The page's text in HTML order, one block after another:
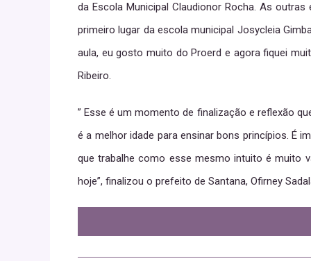
da Escola Municipal Claudionor Rocha. As
primeiro lugar da escola municipal Josycleia
aula, eu gosto muito do Proerd e agora fiquei
Ribeiro.
” Esse é um momento de finalização e reflexão
é a melhor idade para ensinar bons princípios. É
que trabalhe como esse mesmo intuito é muito
hoje”, finalizou o prefeito de Santana, Ofirney